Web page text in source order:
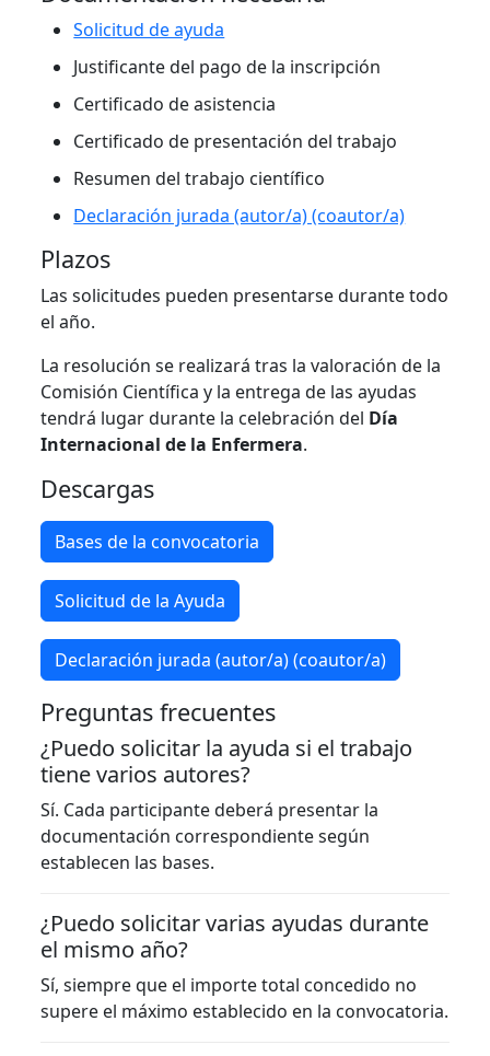
Solicitud de ayuda
Justificante del pago de la inscripción
Certificado de asistencia
Certificado de presentación del trabajo
Resumen del trabajo científico
Declaración jurada (autor/a) (coautor/a)
Plazos
Las solicitudes pueden presentarse durante todo
el año.
La resolución se realizará tras la valoración de la
Comisión Científica y la entrega de las ayudas
tendrá lugar durante la celebración del Día
Internacional de la Enfermera.
Descargas
Bases de la convocatoria
Solicitud de la Ayuda
Declaración jurada (autor/a) (coautor/a)
Preguntas frecuentes
¿Puedo solicitar la ayuda si el trabajo
tiene varios autores?
Sí. Cada participante deberá presentar la
documentación correspondiente según
establecen las bases.
¿Puedo solicitar varias ayudas durante
el mismo año?
Sí, siempre que el importe total concedido no
supere el máximo establecido en la convocatoria.